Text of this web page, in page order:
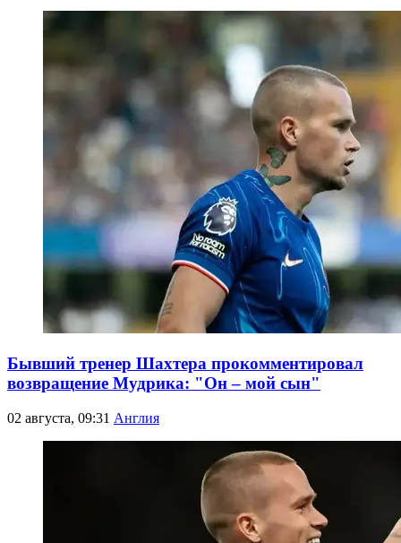
Бывший тренер Шахтера прокомментировал
возвращение Мудрика: "Он – мой сын"
02 августа, 09:31 Англия